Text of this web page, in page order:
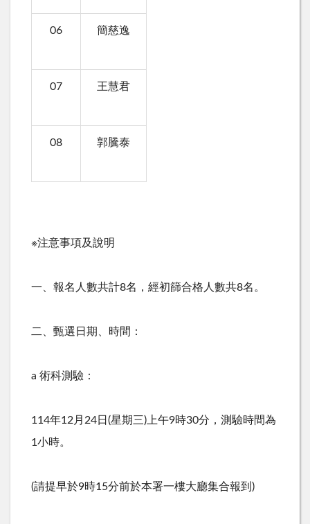
06 簡慈逸
07 王慧君
08 郭騰泰
※注意事項及說明
一、報名人數共計8名，經初篩合格人數共8名。
二、甄選日期、時間：
a 術科測驗：
114年12 月 24日 (星期三) 上午9時30分，測驗時間為
1 小時。
(請提早於9時15分前於本署一樓大廳集合報到 )